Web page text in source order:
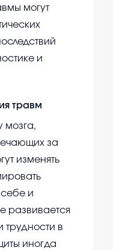
могут
и
травм
мозга,
за
изменять
и
развивается
в
иногда